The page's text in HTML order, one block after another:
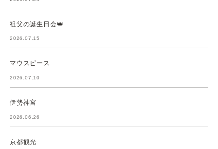
祖父の誕生日会👑
2026.07.15
マウスピース
2026.07.10
伊勢神宮
2026.06.26
京都観光